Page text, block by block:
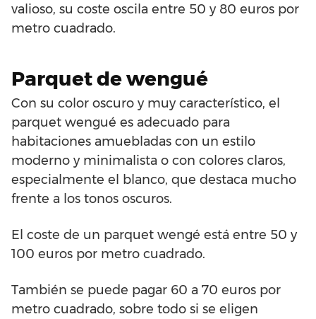
valioso, su coste oscila entre 50 y 80 euros por
metro cuadrado.
Parquet de wengué
Con su color oscuro y muy característico, el
parquet wengué es adecuado para
habitaciones amuebladas con un estilo
moderno y minimalista o con colores claros,
especialmente el blanco, que destaca mucho
frente a los tonos oscuros.
El coste de un parquet wengé está entre 50 y
100 euros por metro cuadrado.
También se puede pagar 60 a 70 euros por
metro cuadrado, sobre todo si se eligen